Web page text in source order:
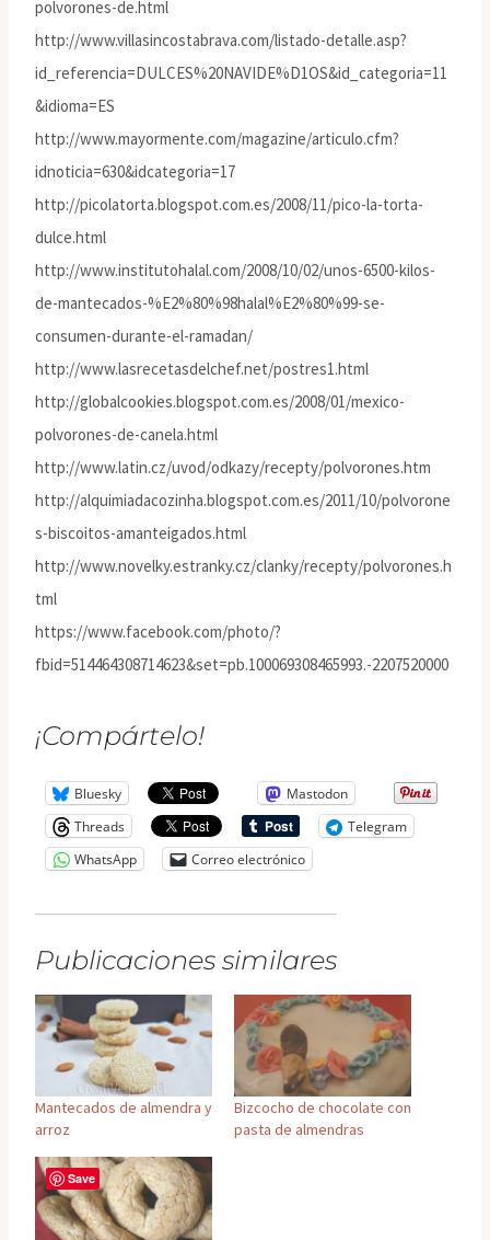
polvorones-de.html
http://www.villasincostabrava.com/listado-detalle.asp?
id_referencia=DULCES%20NAVIDE%D1OS&id_categoria=11
&idioma=ES
http://www.mayormente.com/magazine/articulo.cfm?
idnoticia=630&idcategoria=17
http://picolatorta.blogspot.com.es/2008/11/pico-la-torta-
dulce.html
http://www.institutohalal.com/2008/10/02/unos-6500-kilos-
de-mantecados-%E2%80%98halal%E2%80%99-se-
consumen-durante-el-ramadan/
http://www.lasrecetasdelchef.net/postres1.html
http://globalcookies.blogspot.com.es/2008/01/mexico-
polvorones-de-canela.html
http://www.latin.cz/uvod/odkazy/recepty/polvorones.htm
http://alquimiadacozinha.blogspot.com.es/2011/10/polvorone
s-biscoitos-amanteigados.html
http://www.novelky.estranky.cz/clanky/recepty/polvorones.h
tml
https://www.facebook.com/photo/?
fbid=514464308714623&set=pb.100069308465993.-2207520000
¡Compártelo!
Bluesky
Mastodon
Threads
Telegram
WhatsApp
Correo electrónico
Publicaciones similares
Mantecados de almendra y
arroz
Bizcocho de chocolate con
pasta de almendras
Save